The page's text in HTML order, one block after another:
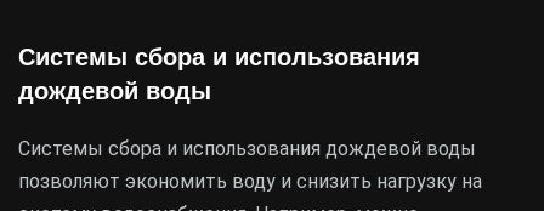
Системы сбора и использования
дождевой воды
Системы сбора и использования дождевой воды
позволяют экономить воду и снизить нагрузку на